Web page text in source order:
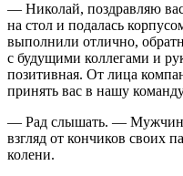
— Николай, поздравляю
на стол и подалась
выполнили отлично,
с будущими коллегами и
позитивная. От лица
принять вас в нашу
— Рад слышать. — Мужчина
взгляд от кончиков своих
колени.